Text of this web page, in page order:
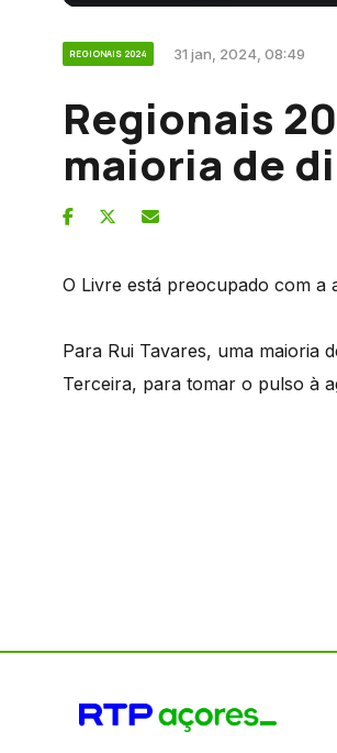
REGIONAIS 2024 31 jan, 2024, 08:49
Regionais
maioria de
O Livre está preocupado com a
Para Rui Tavares, uma maioria
Terceira, para tomar o pulso à